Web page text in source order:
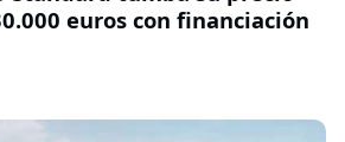
euros con financiación